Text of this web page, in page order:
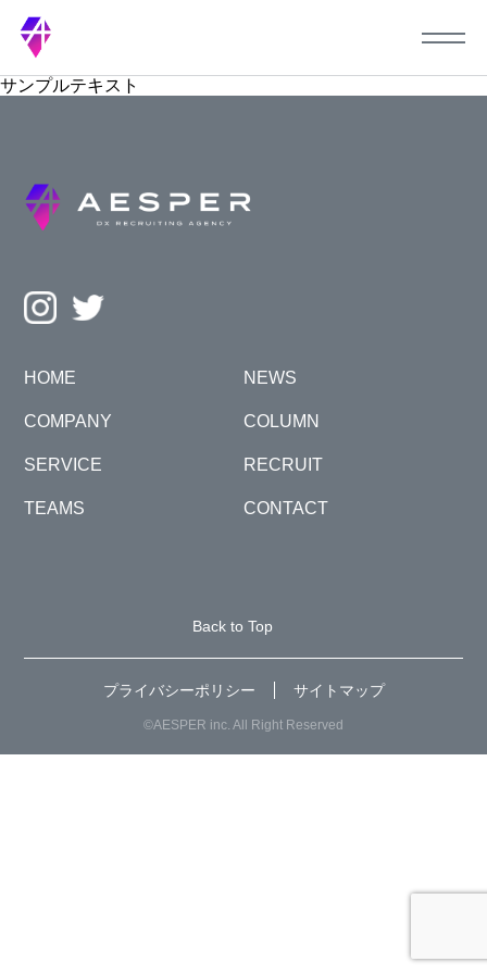
サンプルテキスト
HOME NEWS
COMPANY COLUMN
SERVICE RECRUIT
TEAMS CONTACT
Back to Top
©AESPER inc. All Right Reserved
プライバシーポリシー サイトマップ